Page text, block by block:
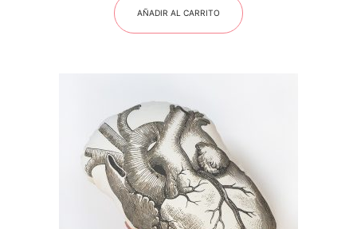
original
actual
es:
AÑADIR AL CARRITO